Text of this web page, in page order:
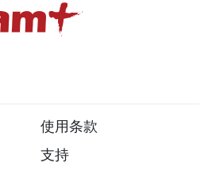
使用条款
支持